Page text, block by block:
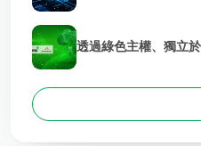
透過綠色主權、獨立